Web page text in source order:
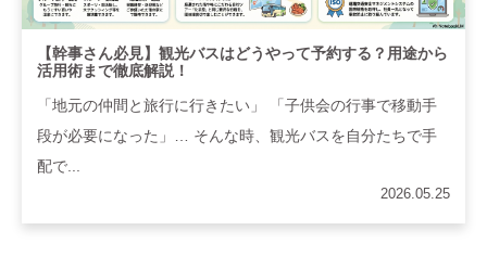
【幹事さん必見】観光バスはどうやって予約する？用途から
活用術まで徹底解説！
「地元の仲間と旅行に行きたい」 「子供会の行事で移動手
段が必要になった」… そんな時、観光バスを自分たちで手
配で...
2026.05.25